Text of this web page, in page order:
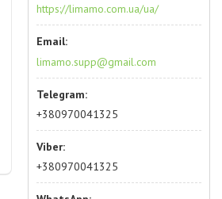
https://limamo.com.ua/ua/
limamo.supp@gmail.com
+380970041325
+380970041325